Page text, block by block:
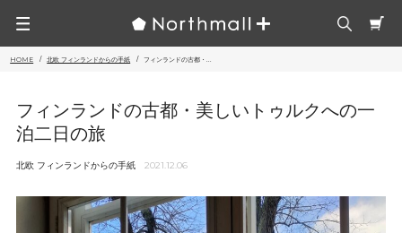
HOME 北欧 フィンランドからの手紙 フィンランドの古都・...
フィンランドの古都・美しいトゥルクへの一
泊二日の旅
北欧 フィンランドからの手紙 2021.12.06